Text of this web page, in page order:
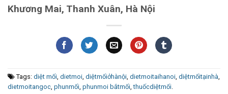
Khương Mai, Thanh Xuân, Hà Nội
Tags: diệt mối, dietmoi, diệtmốiởhànội, dietmoitaihanoi, diệtmốitạinhà,
dietmoitangoc, phunmối, phunmoi bắtmối,thuốcdiệtmối.